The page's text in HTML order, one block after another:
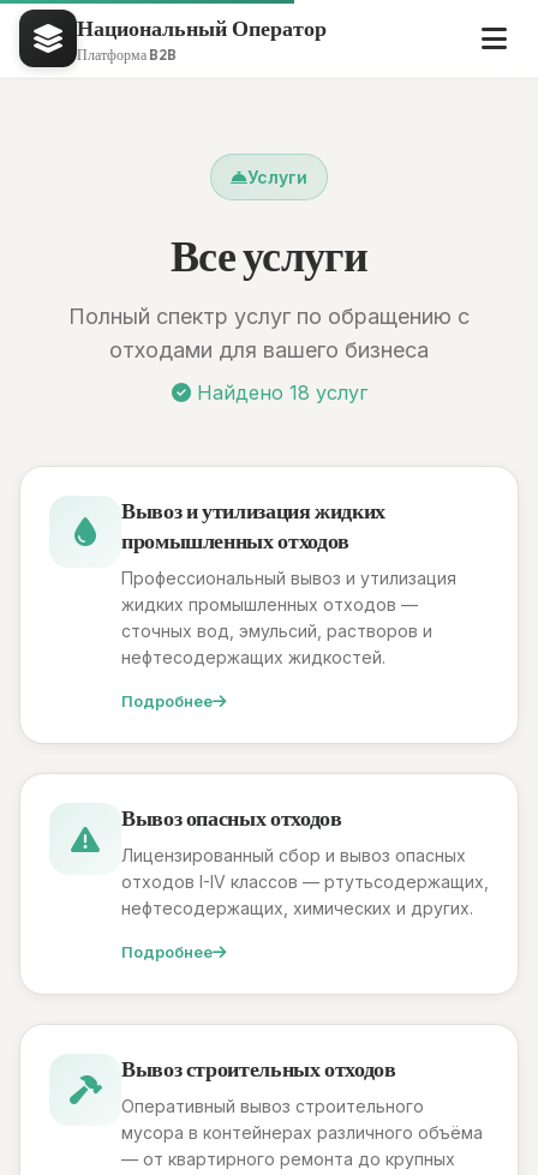
Национальный Оператор
Платформа B2B
Услуги
Все услуги
Полный спектр услуг по обращению с
отходами для вашего бизнеса
Найдено 18 услуг
Вывоз и утилизация жидких
промышленных отходов
Профессиональный вывоз и утилизация
жидких промышленных отходов —
сточных вод, эмульсий, растворов и
нефтесодержащих жидкостей.
Подробнее
Вывоз опасных отходов
Лицензированный сбор и вывоз опасных
отходов I-IV классов — ртутьсодержащих,
нефтесодержащих, химических и других.
Подробнее
Вывоз строительных отходов
Оперативный вывоз строительного
мусора в контейнерах различного объёма
— от квартирного ремонта до крупных